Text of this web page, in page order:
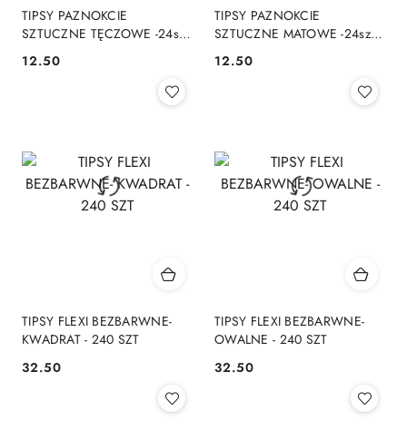
TIPSY PAZNOKCIE
SZTUCZNE TĘCZOWE -24szt.
Cena:
12.50
TIPSY PAZNOKCIE
SZTUCZNE MATOWE -24szt. -
Cena:
12.50
TIPSY FLEXI BEZBARWNE-
KWADRAT - 240 SZT
Cena:
32.50
TIPSY FLEXI BEZBARWNE-
OWALNE - 240 SZT
Cena:
32.50